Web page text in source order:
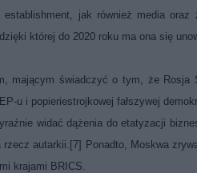
establishment, jak również media
której do 2020 roku ma ona się
mającym świadczyć o tym, że Rosja
u i popieriestrojkowej fałszywej
widać dążenia do etatyzacji
rzecz autarkii. [7] Ponadto, Moskwa
krajami BRICS.